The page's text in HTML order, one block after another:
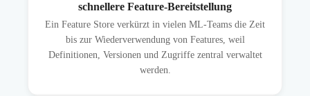
schnellere Feature-Bereitstellung
Ein Feature Store verkürzt in vielen ML-Teams die Zeit
bis zur Wiederverwendung von Features, weil
Definitionen, Versionen und Zugriffe zentral verwaltet
werden.